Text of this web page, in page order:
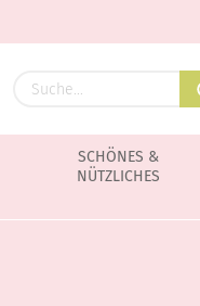
SCHÖNES &
NÜTZLICHES